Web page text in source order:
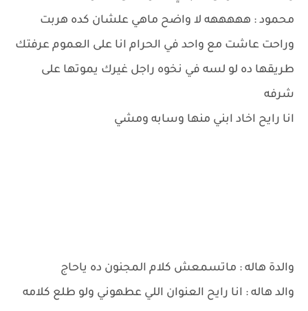
محمود : هههههه لا واضح ماهي علشان كده هربت
وراحت عاشت مع واحد في الحرام انا على العموم عرفتك
طريقها ده لو لسه في نخوه راجل غيرك يموتها على
شرفه
انا رايح اخاد ابني منها وسابه ومشي
والدة هاله : ماتسمعش كلام المجنون ده ياحاج
والد هاله : انا رايح العنوان اللي عطهوني ولو طلع كلامه